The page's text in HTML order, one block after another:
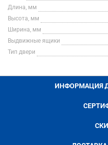
Длина, мм
Высота, мм
Ширина, мм
Выдвижные ящики
Тип двери
ИНФОРМАЦИЯ